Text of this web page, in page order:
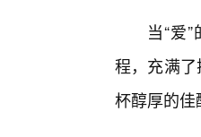
当“爱
程，充满
杯醇厚的